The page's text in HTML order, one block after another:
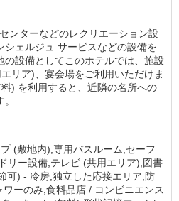
ンターなどのレクリエーション設
ェルジュ サービスなどの設備を
の設備としてこのホテルでは、施設
リア)、宴会場をご利用いただけま
) を利用すると、近隣の名所への
(敷地内),専用バスルーム,セーフ
リー設備,テレビ (共用エリア),図書
可) - 冷房,独立した応接エリア,防
ーのみ,食料品店 / コンビニエンス